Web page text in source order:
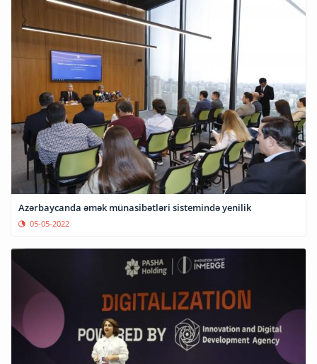
Azərbaycanda əmək münasibətləri sistemində yenilik
05-05-2022